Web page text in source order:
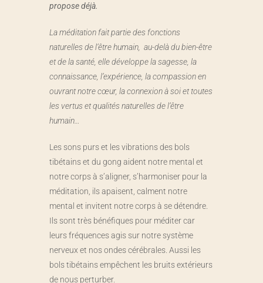
propose déjà.
La méditation fait partie des fonctions
naturelles de l’être humain, au-delà du bien-être
et de la santé, elle développe la sagesse, la
connaissance, l’expérience, la compassion en
ouvrant notre cœur, la connexion à soi et toutes
les vertus et qualités naturelles de l’être
humain…
Les sons purs et les vibrations des bols
tibétains et du gong aident notre mental et
notre corps à s’aligner, s’harmoniser pour la
méditation, ils apaisent, calment notre
mental et invitent notre corps à se détendre.
Ils sont très bénéfiques pour méditer car
leurs fréquences agis sur notre système
nerveux et nos ondes cérébrales. Aussi les
bols tibétains empêchent les bruits extérieurs
de nous perturber.